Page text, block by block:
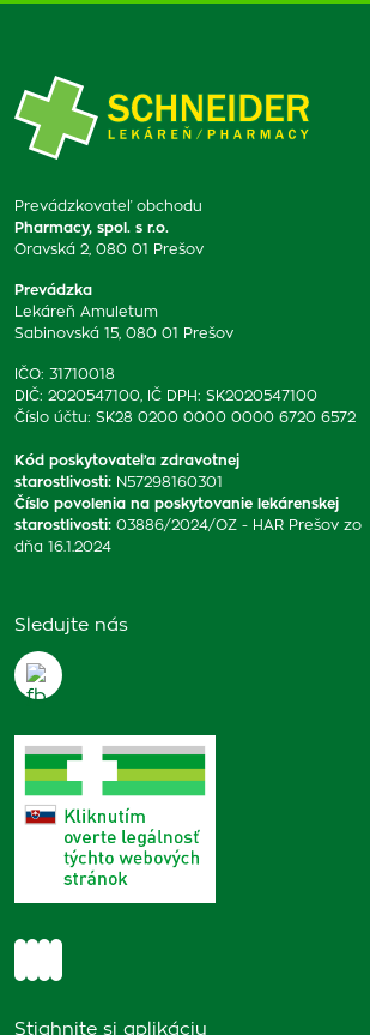
Prevádzkovateľ obchodu
Pharmacy, spol. s r.o.
Oravská 2, 080 01 Prešov
Prevádzka
Lekáreň Amuletum
Sabinovská 15, 080 01 Prešov
IČO: 31710018
DIČ: 2020547100, IČ DPH: SK2020547100
Číslo účtu: SK28 0200 0000 0000 6720 6572
Kód poskytovateľa zdravotnej
starostlivosti: N57298160301
Číslo povolenia na poskytovanie lekárenskej
starostlivosti: 03886/2024/OZ - HAR Prešov zo
dňa 16.1.2024
Sledujte nás
Stiahnite si aplikáciu